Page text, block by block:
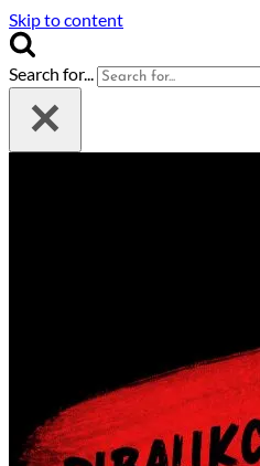
Skip to content
Search for...